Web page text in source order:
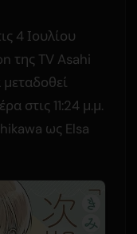
4 Ιουλίου
της TV Asahi
στις 11:24 μ.μ.
ως Elsa